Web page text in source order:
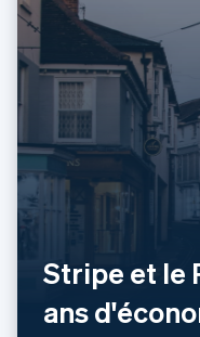
Stripe et le
ans
Italie
ItalianoEnglish
日本語English
Lettonie
Liechtenstein
English
Lituanie
Malaisie
English简体中文
Malte